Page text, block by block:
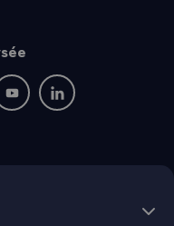
nous sur Twitter
: rejoignez-nous sur
fenêtre : rejoignez-nous
Nouvelle fenêtre :
Nouvelle fenêtre :